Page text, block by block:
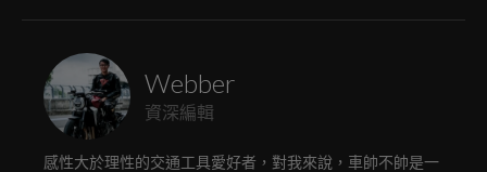
Webber
資深編輯
感性大於理性的交通工具愛好者，對我來說，車帥不帥是一